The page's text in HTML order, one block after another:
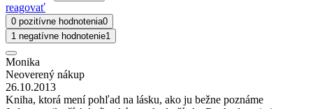
reagovať
0 pozitívne hodnotenia0
1 negatívne hodnotenie1
Monika
Neoverený nákup
26.10.2013
Kniha, ktorá mení pohľad na lásku, ako ju bežne poznáme